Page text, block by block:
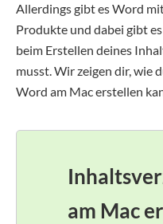
Allerdings gibt es Word
Produkte und dabei gibt
beim Erstellen deines
musst. Wir zeigen dir, wie
Word am Mac erstellen
am Mac